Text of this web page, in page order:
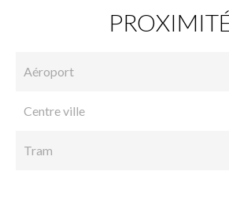
Aéroport
Centre ville
Tram